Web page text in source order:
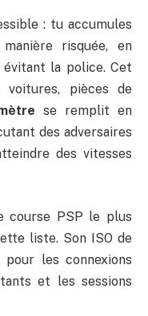
: tu accumules
risquée, en
évitant la police. Cet
voitures, pièces de
se remplit en
des adversaires
des vitesses
course PSP le plus
liste. Son ISO de
les connexions
et les sessions